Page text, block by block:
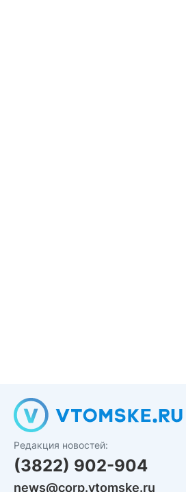
Редакция новостей:
(3822) 902-904
news@corp.vtomske.ru